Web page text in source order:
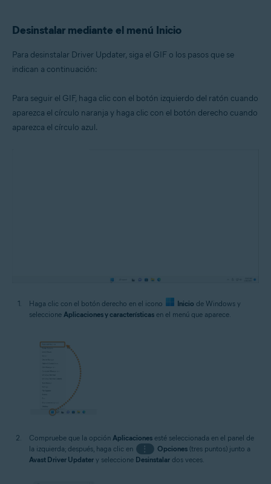
Desinstalar mediante el menú Inicio
Para desinstalar Driver Updater, siga el GIF o los pasos que se
indican a continuación:
Para seguir el GIF, haga clic con el botón izquierdo del ratón cuando
aparezca el círculo naranja y haga clic con el botón derecho cuando
aparezca el círculo azul.
Haga clic con el botón derecho en el icono Inicio de Windows y
seleccione Aplicaciones y características en el menú que aparece.
Compruebe que la opción Aplicaciones esté seleccionada en el panel de
la izquierda; después, haga clic en
⋮ Opciones(tres puntos) junto a
Avast Driver Updater y seleccione Desinstalar dos veces.